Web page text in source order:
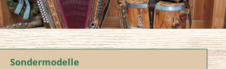
Sondermodelle